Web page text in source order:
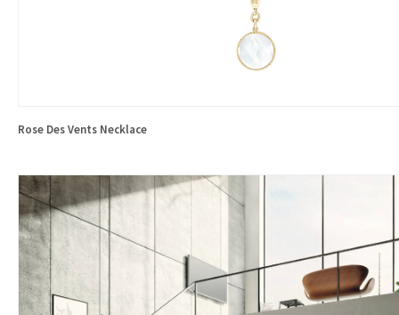
Rose Des Vents Necklace